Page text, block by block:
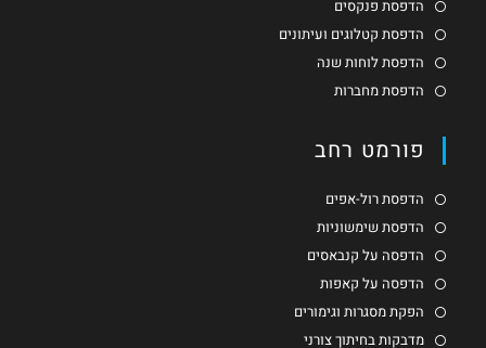
הדפסת פנקסים
הדפסת קטלוגים ועיתונים
הדפסת לוחות שנה
הדפסת מחברות
פורמט רחב
הדפסת רול-אפים
הדפסת שימשוניות
הדפסה על קנבאסים
הדפסה על קאפות
הפקת מסגרות וגימורים
מדבקות בחיתוך צורני